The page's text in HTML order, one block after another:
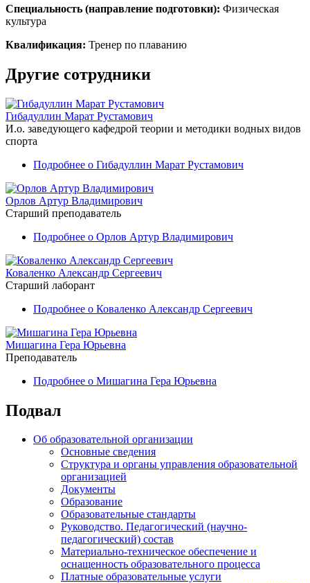
Специальность (направление подготовки): Физическая
культура
Квалификация: Тренер по плаванию
Другие сотрудники
Гибадуллин Марат Рустамович
И.о. заведующего кафедрой теории и методики водных видов
спорта
Подробнее о Гибадуллин Марат Рустамович
Орлов Артур Владимирович
Старший преподаватель
Подробнее о Орлов Артур Владимирович
Коваленко Александр Сергеевич
Старший лаборант
Подробнее о Коваленко Александр Сергеевич
Мишагина Гера Юрьевна
Преподаватель
Подробнее о Мишагина Гера Юрьевна
Подвал
Об образовательной организации
Основные сведения
Структура и органы управления образовательной
организацией
Документы
Образование
Образовательные стандарты
Руководство. Педагогический (научно-
педагогический) состав
Материально-техническое обеспечение и
оснащенность образовательного процесса
Платные образовательные услуги